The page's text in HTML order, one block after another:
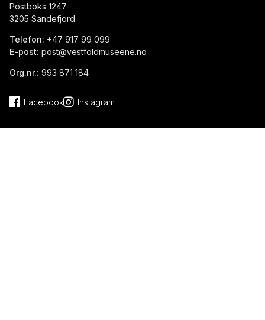
Postboks 1247
3205 Sandefjord
Telefon: +47 917 99 099
E-post: post@vestfoldmuseene.no
Org.nr.: 993 871 184
Facebook Instagram